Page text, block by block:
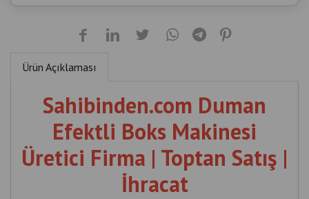
Ürün Açıklaması
Sahibinden.com Duman
Efektli Boks Makinesi
Üretici Firma | Toptan Satış |
İhracat